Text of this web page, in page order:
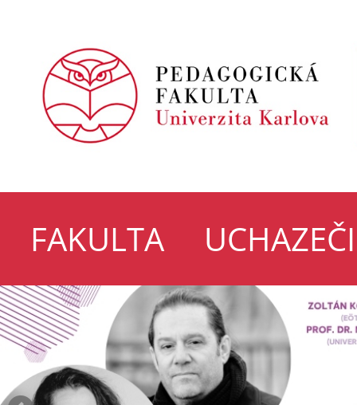
FAKULTA UCHAZEČI